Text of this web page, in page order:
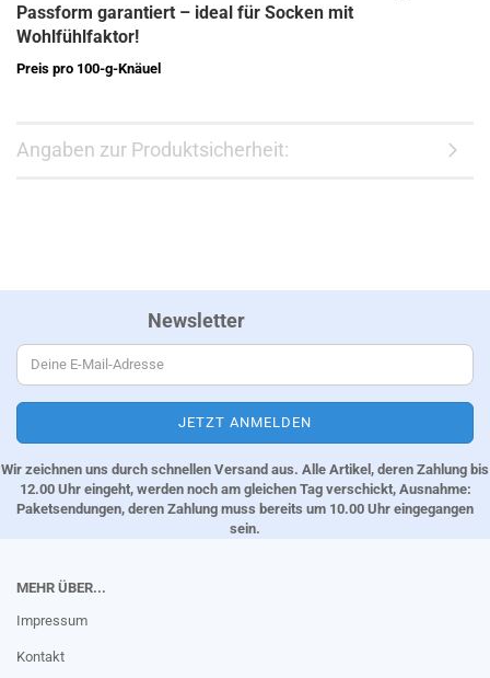
Passform garantiert – ideal für Socken mit
Wohlfühlfaktor!
Preis pro 100-g-Knäuel
Angaben zur Produktsicherheit:
Newsletter
Wir zeichnen uns durch schnellen Versand aus. Alle Artikel, deren Zahlung bis
12.00 Uhr eingeht, werden noch am gleichen Tag verschickt, Ausnahme:
Paketsendungen, deren Zahlung muss bereits um 10.00 Uhr eingegangen
sein.
MEHR ÜBER...
Impressum
Kontakt